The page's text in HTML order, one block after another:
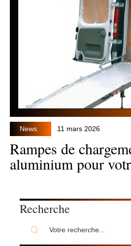
News 11 mars 2026
Rampes de
aluminium pour
Recherche